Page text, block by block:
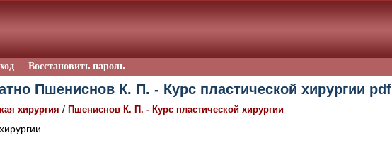
Восстановить пароль
Пшениснов К. П. - Курс пластической хирургии pdf
хирургия / Пшениснов К. П. - Курс пластической хирургии